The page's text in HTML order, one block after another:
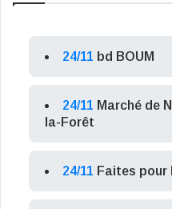
24/11 bd BOUM
24/11 Marché de
la-Forêt
24/11 Faites pour